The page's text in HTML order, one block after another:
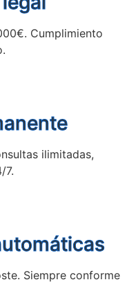
Cumplimiento
ilimitadas,
7.
Siempre conforme